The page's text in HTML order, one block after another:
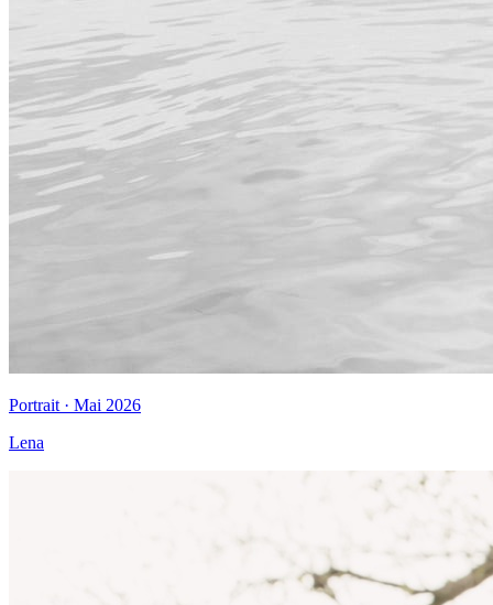
Portrait · Mai 2026
Lena